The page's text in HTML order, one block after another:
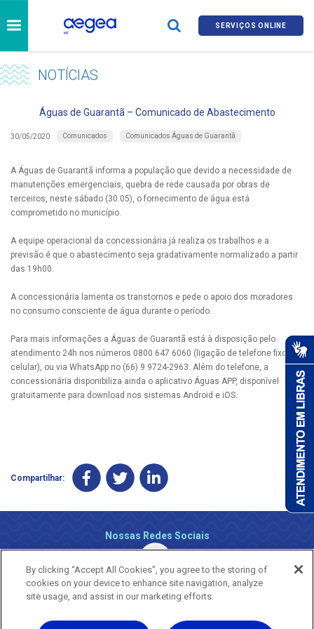
SERVIÇOS ONLINE
NOTÍCIAS
Águas de Guarantã – Comunicado de Abastecimento
30/05/2020 Comunicados Comunicados Águas de Guarantã
A Águas de Guarantã informa a população que devido a necessidade de
manutenções emergenciais, quebra de rede causada por obras de
terceiros, neste sábado (30.05), o fornecimento de água está
comprometido no município.
A equipe operacional da concessionária já realiza os trabalhos e a
previsão é que o abastecimento seja gradativamente normalizado a partir
das 19h00.
A concessionária lamenta os transtornos e pede o apoio dos moradores
no consumo consciente de água durante o período.
Para mais informações a Águas de Guarantã está à disposição pelo
atendimento 24h nos números 0800 647 6060 (ligação de telefone fixo e
celular), ou via WhatsApp no (66) 9 9724-2963. Além do telefone, a
concessionária disponibiliza ainda o aplicativo Águas APP, disponível
gratuitamente para download nos sistemas Android e iOS.
Compartilhar:
Nossas Redes Sociais
By clicking “Accept All Cookies”, you agree to the storing of
cookies on your device to enhance site navigation, analyze
site usage, and assist in our marketing efforts.